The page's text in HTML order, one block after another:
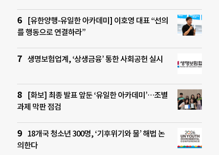
[유한양행-유일한 아카데미] 이호영 대표 “선의
를 행동으로 연결하라”
생명보험업계, ‘상생금융’ 통한 사회공헌 실시
[화보] 최종 발표 앞둔 ‘유일한 아카데미’…조별
과제 막판 점검
18개국 청소년 300명, ‘기후위기와 물’ 해법 논
의한다